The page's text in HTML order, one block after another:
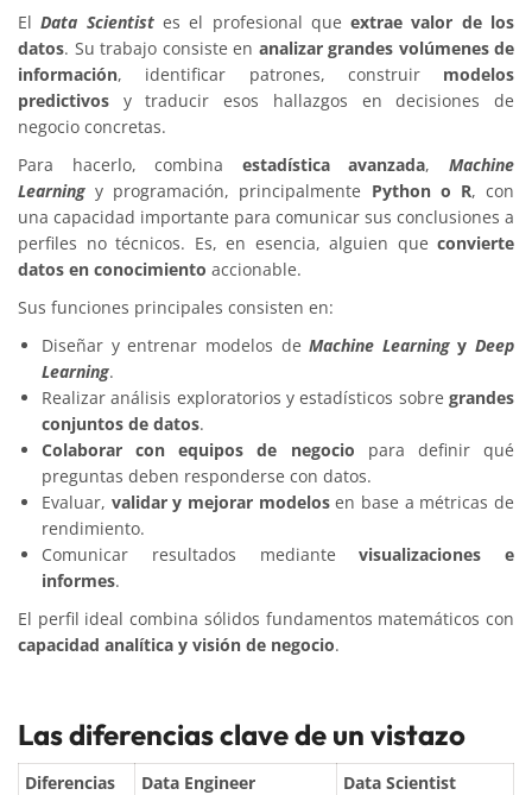
ElData Scientistes el profesional queextrae valor de los
datos. Su trabajo consiste en analizar grandes volúmenes de
información, identificar patrones, construir modelos
predictivos y traducir esos hallazgos en decisiones de
negocio concretas.
Para hacerlo, combina estadística avanzada,Machine
Learning y programación, principalmente Python o R, con
una capacidad importante para comunicar sus conclusiones a
perfiles no técnicos. Es, en esencia, alguien que convierte
datos en conocimiento accionable.
Sus funciones principales consisten en:
Diseñar y entrenar modelos deMachine Learning y Deep
Learning.
Realizar análisis exploratorios y estadísticos sobre grandes
conjuntos de datos.
Colaborar con equipos de negocio para definir qué
preguntas deben responderse con datos.
Evaluar, validar y mejorar modelosen base a métricas de
rendimiento.
Comunicar resultados mediantevisualizaciones e
informes.
El perfil ideal combina sólidos fundamentos matemáticos con
capacidad analítica y visión de negocio.
Las diferencias clave de un vistazo
Diferencias Data Engineer Data Scientist